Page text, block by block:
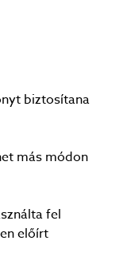
biztosítana
más módon
fel
előírt